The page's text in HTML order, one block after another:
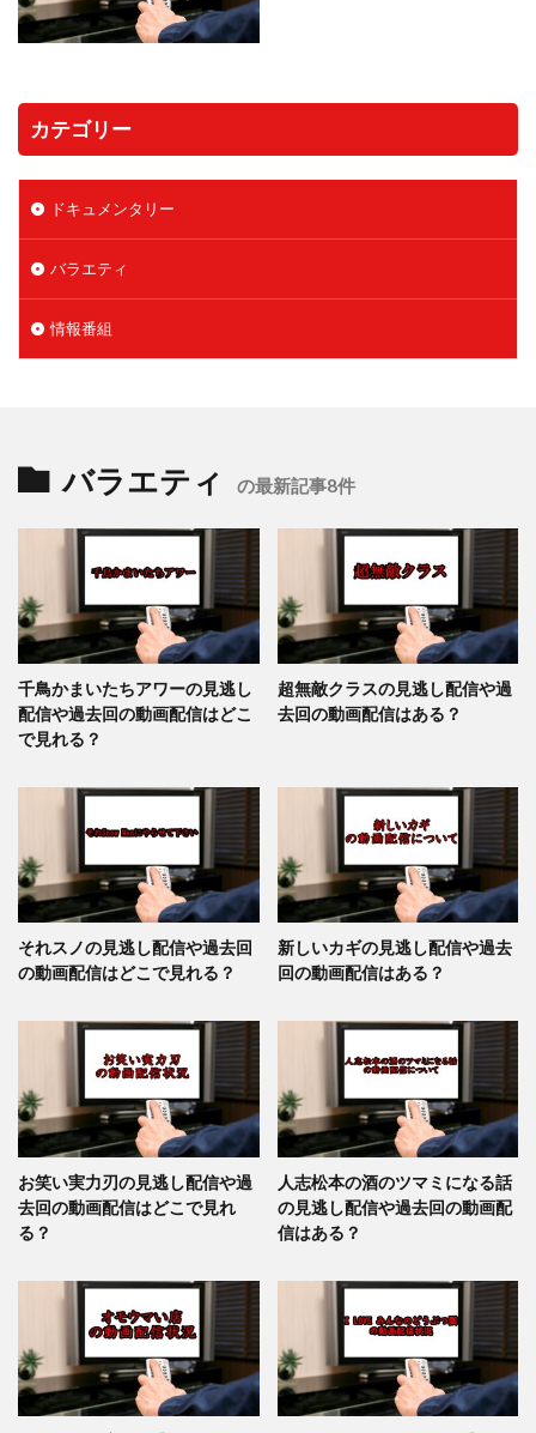
カテゴリー
ドキュメンタリー
バラエティ
情報番組
バラエティ の最新記事8件
千鳥かまいたちアワーの見逃し
配信や過去回の動画配信はどこ
で見れる？
超無敵クラスの見逃し配信や過
去回の動画配信はある？
それスノの見逃し配信や過去回
の動画配信はどこで見れる？
新しいカギの見逃し配信や過去
回の動画配信はある？
お笑い実力刃の見逃し配信や過
去回の動画配信はどこで見れ
る？
人志松本の酒のツマミになる話
の見逃し配信や過去回の動画配
信はある？